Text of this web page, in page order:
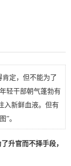
定，但不能为了
轻干部朝气蓬勃有
入新鲜血液。但有
”。
升官而不择手段，